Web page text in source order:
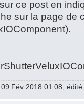
ce post en
sur la page de
09 Fév 2018 01:08,